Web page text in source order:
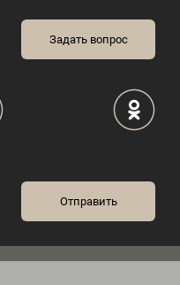
Задать вопрос